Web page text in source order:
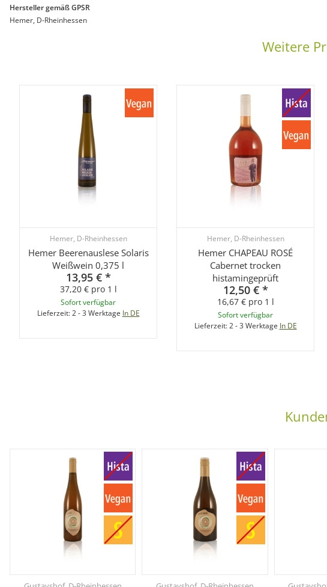
Hersteller gemäß GPSR
Hemer, D-Rheinhessen
Weitere
Hemer, D-Rheinhessen
Hemer Beerenauslese Solaris
Weißwein 0,375 l
13,95 € *
37,20 € pro 1 l
Sofort verfügbar
Lieferzeit:2 - 3 Werktage In DE
Hemer, D-Rheinhessen
Hemer CHAPEAU ROSÉ
Cabernet trocken
histamingeprüft
12,50 € *
16,67 € pro 1 l
Sofort verfügbar
Lieferzeit:2 - 3 Werktage In DE